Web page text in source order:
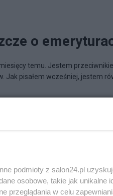
o
temu. Jestem
Jak pisałem wcześniej, jestem
podmioty z salon24.pl
osobowe, takie jak unikalne
przeglądania w celu